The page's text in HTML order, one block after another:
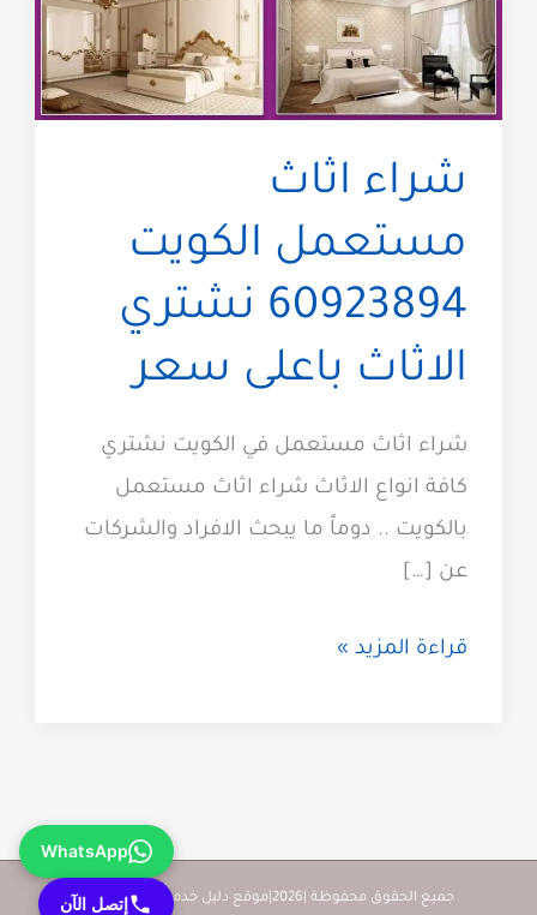
شراء اثاث
مستعمل الكويت
60923894 نشتري
الاثاث باعلى سعر
شراء اثاث مستعمل في الكويت نشتري
كافة انواع الاثاث شراء اثاث مستعمل
بالكويت .. دوماً ما يبحث الافراد والشركات
عن […]
شراء
نشتري
الاثاث
قراءة المزيد »
جميع الحقوق محفوظة |2026|موقع دليل خدمات كويت زووم
WhatsApp
إتصل الآن